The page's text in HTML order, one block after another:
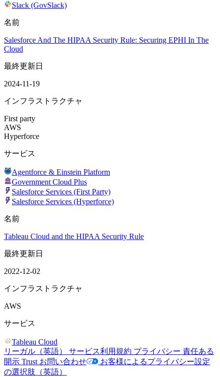
Slack (GovSlack)
名前
Salesforce And The HIPAA Security Rule: Securing EPHI In The
Cloud
最終更新日
2024-11-19
インフラストラクチャ
First party
AWS
Hyperforce
サービス
Agentforce & Einstein Platform
Government Cloud Plus
Salesforce Services (First Party)
Salesforce Services (Hyperforce)
名前
Tableau Cloud and the HIPAA Security Rule
最終更新日
2022-12-02
インフラストラクチャ
AWS
サービス
Tableau Cloud
リーガル（英語）
サービス利用規約 プライバシー 責任ある
開示 Trust お問い合わせ
お客様によるプライバシー設定
の選択肢（英語）